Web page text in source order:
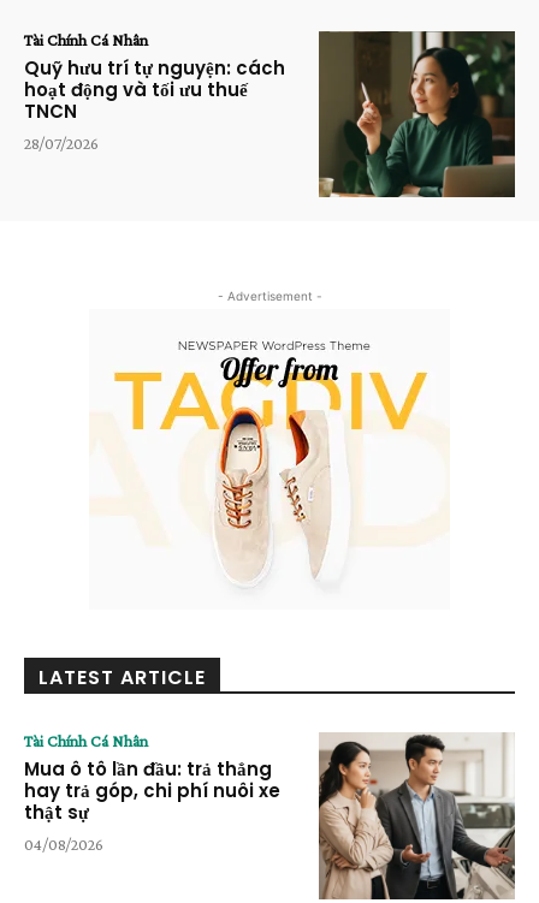
Tài Chính Cá Nhân
Quỹ hưu trí tự nguyện: cách
hoạt động và tối ưu thuế
TNCN
28/07/2026
- Advertisement -
LATEST ARTICLE
Tài Chính Cá Nhân
Mua ô tô lần đầu: trả thẳng
hay trả góp, chi phí nuôi xe
thật sự
04/08/2026